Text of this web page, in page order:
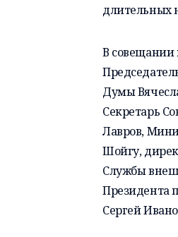
длительных
В совещании
Думы
Секретарь
Лавров,
Шойгу,
Службы
Президента
Сергей